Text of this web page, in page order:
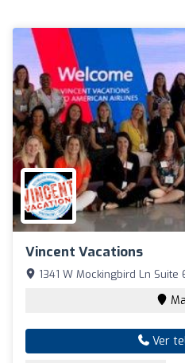
Vincent Vacations
1341 W Mockingbird Ln
Ver